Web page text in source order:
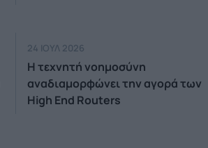
24 ΙΟΥΛ 2026
Η τεχνητή νοημοσύνη
αναδιαμορφώνει την αγορά των
High End Routers